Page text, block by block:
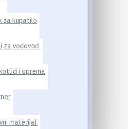
za kupatilo
za vodovod
i oprema
materijal